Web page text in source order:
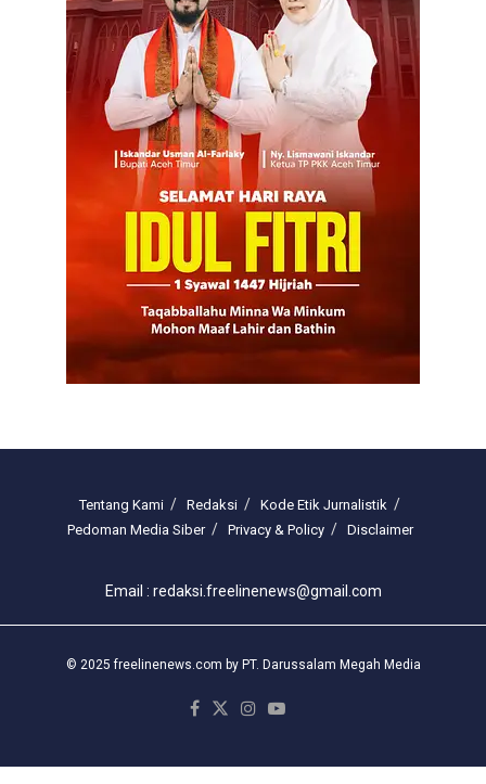
Tentang Kami Redaksi
Kode Etik Jurnalistik
Pedoman Media Siber
Privacy & Policy Disclaimer
Email : redaksi.freelinenews@gmail.com
© 2025 freelinenews.com by PT. Darussalam Megah Media